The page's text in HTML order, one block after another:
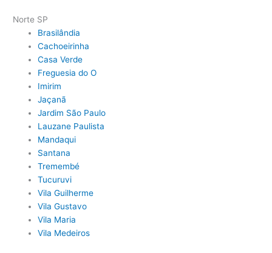
Norte SP
Brasilândia
Cachoeirinha
Casa Verde
Freguesia do O
Imirim
Jaçanã
Jardim São Paulo
Lauzane Paulista
Mandaqui
Santana
Tremembé
Tucuruvi
Vila Guilherme
Vila Gustavo
Vila Maria
Vila Medeiros